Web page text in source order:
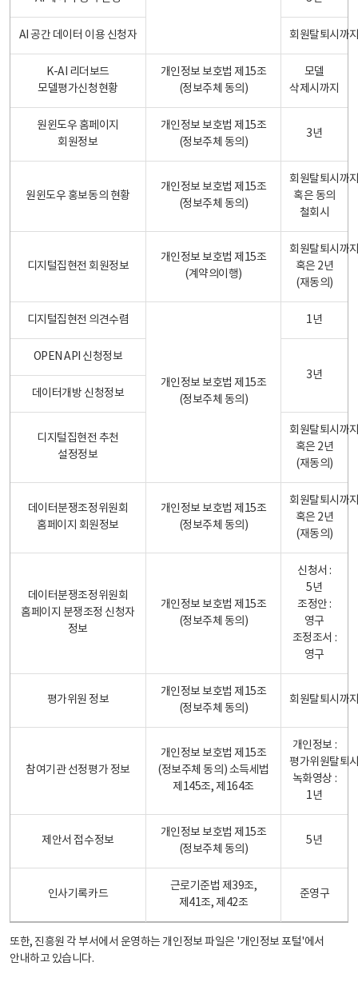
AI 공간 데이터 이용 신청자 회원탈퇴시까
K-AI 리더보드
모델평가신청현황
개인정보 보호법 제15조
(정보주체 동의)
모델
삭제시까지
원윈도우 홈페이지
회원정보
개인정보 보호법 제15조
(정보주체 동의)
3년
원윈도우 홍보동의 현황
개인정보 보호법 제15조
(정보주체 동의)
회원탈퇴시까
혹은 동의
철회시
디지털집현전 회원정보
개인정보 보호법 제15조
(계약의이행)
회원탈퇴시까
혹은 2년
(재동의)
디지털집현전 의견수렴
개인정보 보호법 제15조
(정보주체 동의)
1년
OPEN API 신청정보
3년
데이터개방 신청정보
디지털집현전 추천
설정정보
회원탈퇴시까
혹은 2년
(재동의)
데이터분쟁조정위원회
홈페이지 회원정보
개인정보 보호법 제15조
(정보주체 동의)
회원탈퇴시까
혹은 2년
(재동의)
데이터분쟁조정위원회
홈페이지 분쟁조정 신청자
정보
개인정보 보호법 제15조
(정보주체 동의)
신청서 :
5년
조정안 :
영구
조정조서 :
영구
평가위원 정보
개인정보 보호법 제15조
(정보주체 동의)
회원탈퇴시까
참여기관 선정평가 정보
개인정보 보호법 제15조
(정보주체 동의) 소득세법
제145조, 제164조
개인정보 :
평가위원탈퇴
녹화영상 :
1년
제안서 접수정보
개인정보 보호법 제15조
(정보주체 동의)
5년
인사기록카드
근로기준법 제39조,
제41조, 제42조
준영구
또한, 진흥원 각 부서에서 운영하는 개인정보 파일은 '개인정보 포털'에서
안내하고 있습니다.